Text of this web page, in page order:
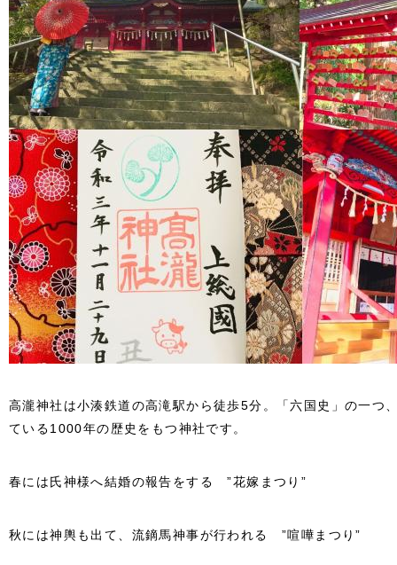
高瀧神社は小湊鉄道の高滝駅から徒歩5分。
「六国史」の一つ
ている1000年の歴史をもつ神社です。
春には氏神様へ結婚の報告をする ”花嫁まつり”
秋には神輿も出て、流鏑馬神事が行われる ”喧嘩まつり”